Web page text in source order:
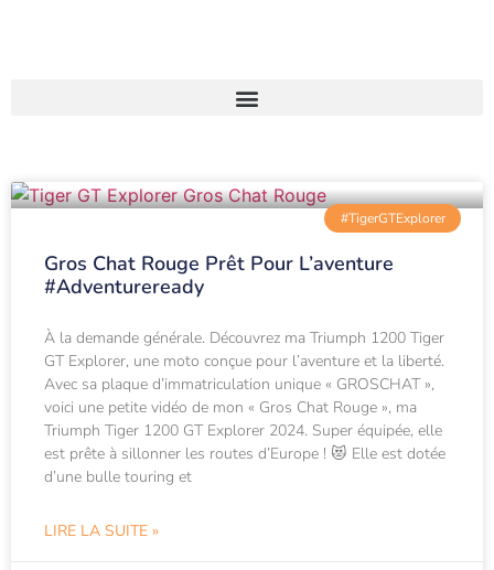
#TigerGTExplorer
Gros Chat Rouge Prêt Pour L’aventure
#adventureready
À la demande générale. Découvrez ma Triumph 1200 Tiger
GT Explorer, une moto conçue pour l’aventure et la liberté.
Avec sa plaque d’immatriculation unique « GROSCHAT »,
voici une petite vidéo de mon « Gros Chat Rouge », ma
Triumph Tiger 1200 GT Explorer 2024. Super équipée, elle
est prête à sillonner les routes d’Europe ! 😻 Elle est dotée
d’une bulle touring et
LIRE LA SUITE »